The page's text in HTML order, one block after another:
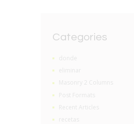
Categories
donde
eliminar
Masonry 2 Columns
Post Formats
Recent Articles
recetas